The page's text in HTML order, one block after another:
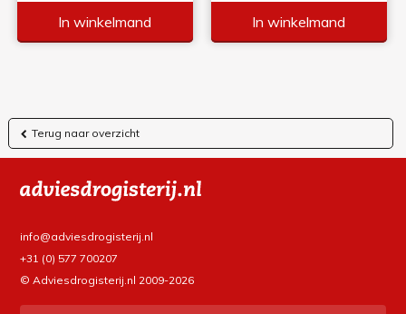
In winkelmand In winkelmand
Terug naar overzicht
info@adviesdrogisterij.nl
+31 (0) 577 700207
© Adviesdrogisterij.nl 2009-2026